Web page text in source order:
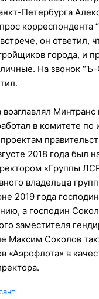
Петербурга
корреспондента
он ответил,
города, и
На звонок
Минтранс
в комитете
2018 года был
«Группы
владельца
2019 года
а господин
заместителя
Максим Соколов
«Аэрофлота» в